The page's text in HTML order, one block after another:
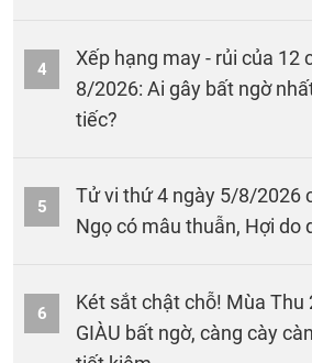
4
Xếp hạng may - rủi của 12
8/2026: Ai gây bất ngờ
tiếc?
5
Tử vi thứ 4 ngày 5/8/2026
Ngọ có mâu thuẫn, Hợi do
6
Két sắt chật chỗ! Mùa Thu
GIÀU bất ngờ, càng cày